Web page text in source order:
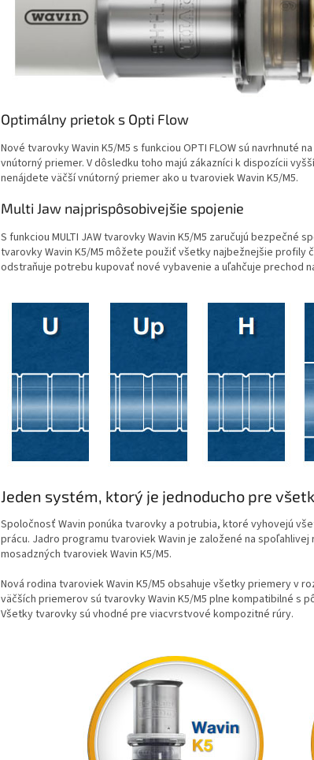
Optimálny prietok s Opti Flow
Nové tvarovky Wavin K5/M5 s funkciou OPTI FLOW sú
vnútorný priemer. V dôsledku toho majú zákazníci k dispozícii
nenájdete väčší vnútorný priemer ako u tvaroviek Wavin K5/M5.
Multi Jaw najprispôsobivejšie spojenie
S funkciou MULTI JAW tvarovky Wavin K5/M5 zaručujú
tvarovky Wavin K5/M5 môžete použiť všetky najbežnejšie profily
odstraňuje potrebu kupovať nové vybavenie a uľahčuje prechod
Jeden systém, ktorý je jednoducho pre
Spoločnosť Wavin ponúka tvarovky a potrubia, ktoré vyhovejú
prácu. Jadro programu tvaroviek Wavin je založené na
mosadzných tvaroviek Wavin K5/M5.
Nová rodina tvaroviek Wavin K5/M5 obsahuje všetky priemery v
väčších priemerov sú tvarovky Wavin K5/M5 plne kompatibilné s
Všetky tvarovky sú vhodné pre viacvrstvové kompozitné rúry.